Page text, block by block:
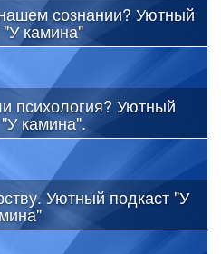
сознании? Уютный
"У камина"
психология? Уютный
камина".
Уютный подкаст "У